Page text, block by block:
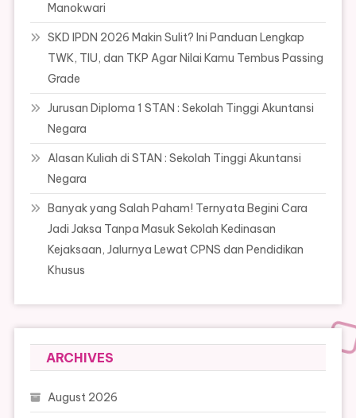
Manokwari
SKD IPDN 2026 Makin Sulit? Ini Panduan Lengkap
TWK, TIU, dan TKP Agar Nilai Kamu Tembus Passing
Grade
Jurusan Diploma 1 STAN : Sekolah Tinggi Akuntansi
Negara
Alasan Kuliah di STAN : Sekolah Tinggi Akuntansi
Negara
Banyak yang Salah Paham! Ternyata Begini Cara
Jadi Jaksa Tanpa Masuk Sekolah Kedinasan
Kejaksaan, Jalurnya Lewat CPNS dan Pendidikan
Khusus
ARCHIVES
August 2026